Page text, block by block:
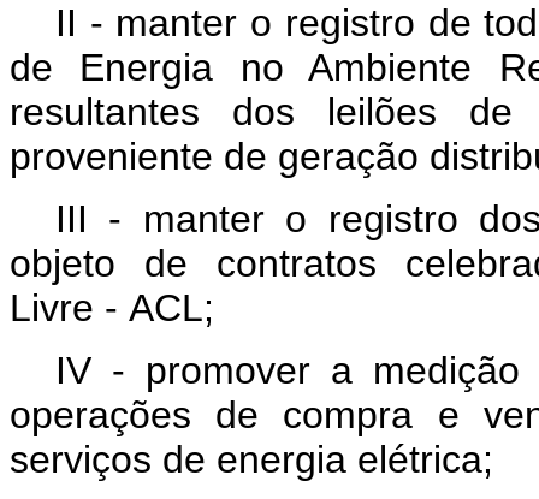
II - manter o registro de
de Energia no Ambiente
resultantes dos leilões
proveniente de geração
III - manter o registro
objeto de contratos
Livre - ACL;
IV - promover a
operações de compra e
serviços de energia elétrica;